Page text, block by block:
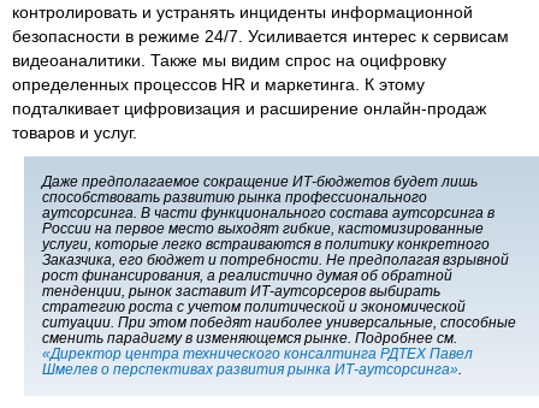
контролировать и устранять инциденты информационной
безопасности в режиме 24/7. Усиливается интерес к сервисам
видеоаналитики. Также мы видим спрос на оцифровку
определенных процессов HR и маркетинга. К этому
подталкивает цифровизация и расширение онлайн-продаж
товаров и услуг.
Даже предполагаемое сокращение ИТ-бюджетов будет лишь
способствовать развитию рынка профессионального
аутсорсинга. В части функционального состава аутсорсинга в
России на первое место выходят гибкие, кастомизированные
услуги, которые легко встраиваются в политику конкретного
Заказчика, его бюджет и потребности. Не предполагая взрывной
рост финансирования, а реалистично думая об обратной
тенденции, рынок заставит ИТ-аутсорсеров выбирать
стратегию роста с учетом политической и экономической
ситуации. При этом победят наиболее универсальные, способные
сменить парадигму в изменяющемся рынке. Подробнее см.
«Директор центра технического консалтинга РДТЕХ Павел
Шмелев о перспективах развития рынка ИТ-аутсорсинга»